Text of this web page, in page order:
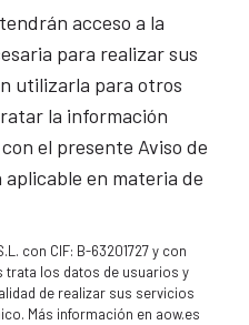
acceso a la
para realizar sus
utilizarla para otros
la información
el presente Aviso de
en materia de
con CIF: B-63201727 y con
trata los datos de usuarios y
de realizar sus servicios
Más información en aow.es